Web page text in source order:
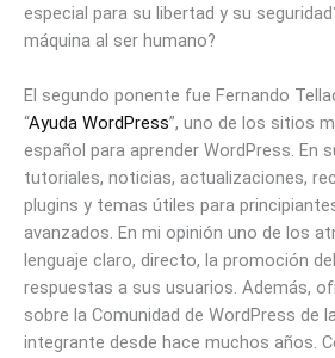
especial para su libertad y su
máquina al ser humano?
El segundo ponente fue Fernando
“Ayuda WordPress”, uno de los sitios
español para aprender WordPress. En
tutoriales, noticias, actualizaciones,
plugins y temas útiles para
avanzados. En mi opinión uno de los
lenguaje claro, directo, la promoción
respuestas a sus usuarios. Además,
sobre la Comunidad de WordPress de
integrante desde hace muchos años.